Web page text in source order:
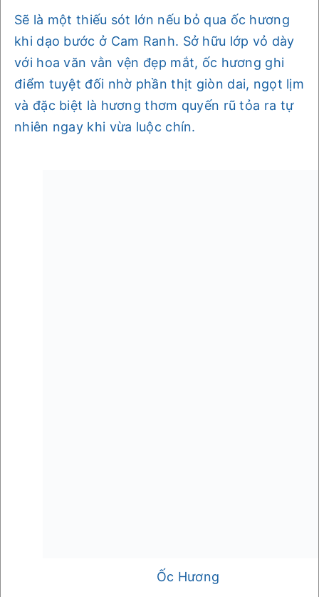
Sẽ là một thiếu sót lớn nếu bỏ qua ốc hương
khi dạo bước ở Cam Ranh. Sở hữu lớp vỏ dày
với hoa văn vằn vện đẹp mắt, ốc hương ghi
điểm tuyệt đối nhờ phần thịt giòn dai, ngọt lịm
và đặc biệt là hương thơm quyến rũ tỏa ra tự
nhiên ngay khi vừa luộc chín.
Ốc Hương